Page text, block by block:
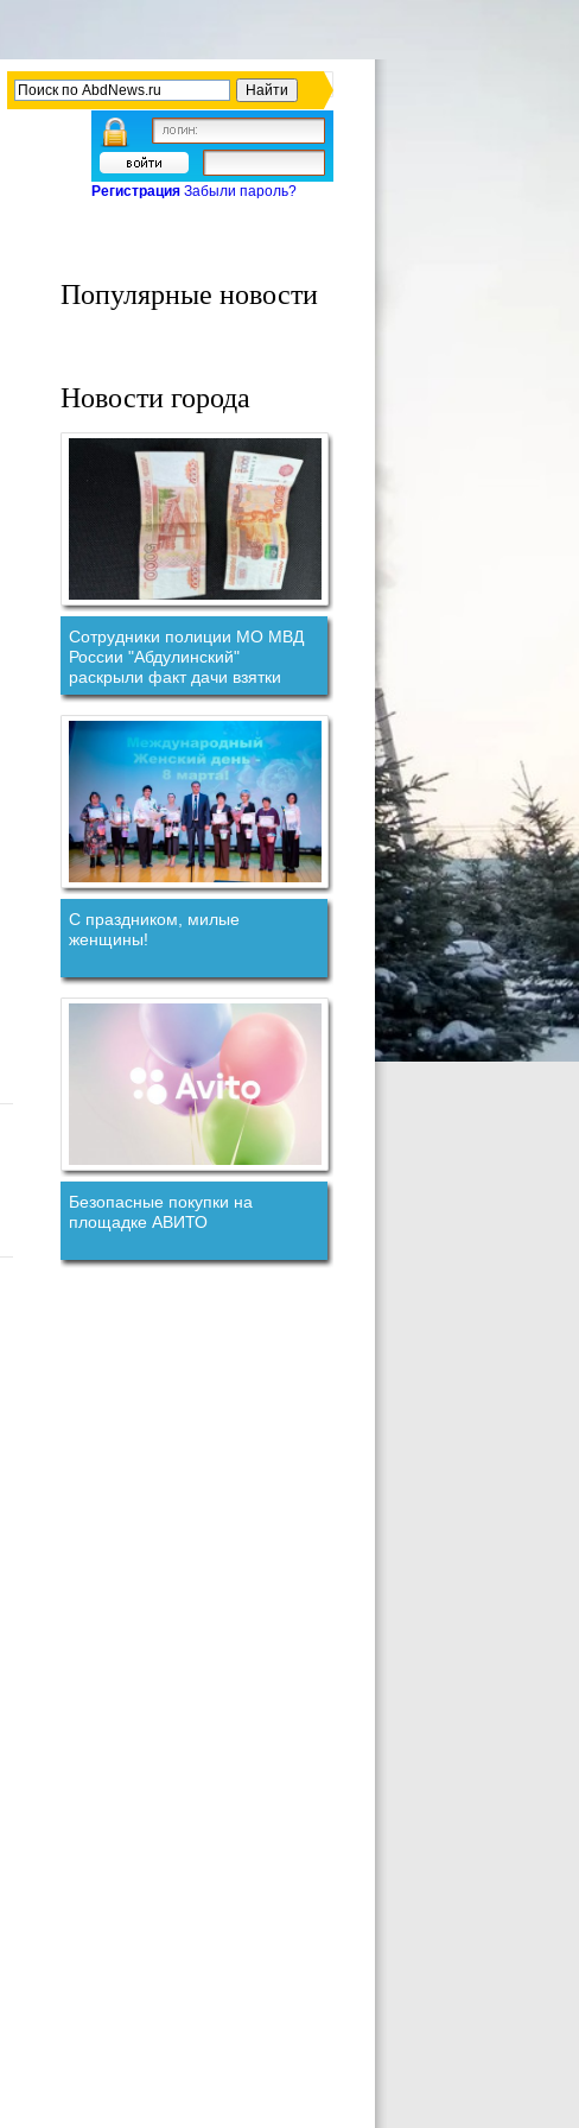
Регистрация Забыли пароль?
Популярные новости
Новости города
Сотрудники полиции МО МВД
России "Абдулинский"
раскрыли факт дачи взятки
должностному лицу.
С праздником, милые
женщины!
Безопасные покупки на
площадке АВИТО